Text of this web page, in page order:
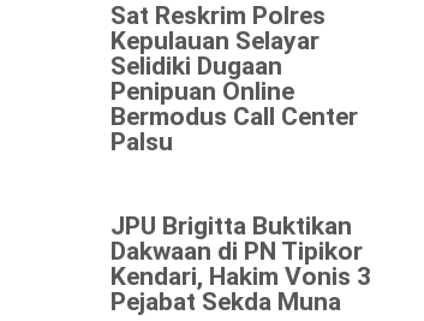
Sat Reskrim Polres
Kepulauan Selayar
Selidiki Dugaan
Penipuan Online
Bermodus Call Center
Palsu
JPU Brigitta Buktikan
Dakwaan di PN Tipikor
Kendari, Hakim Vonis 3
Pejabat Sekda Muna